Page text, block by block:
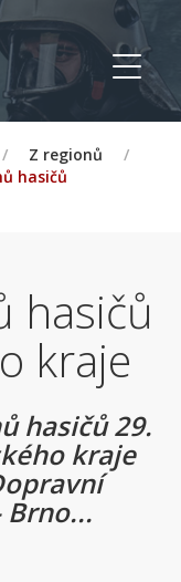
/ Z regionů
/
hasičů
hasičů
kraje
hasičů 29.
kraje
Brno...